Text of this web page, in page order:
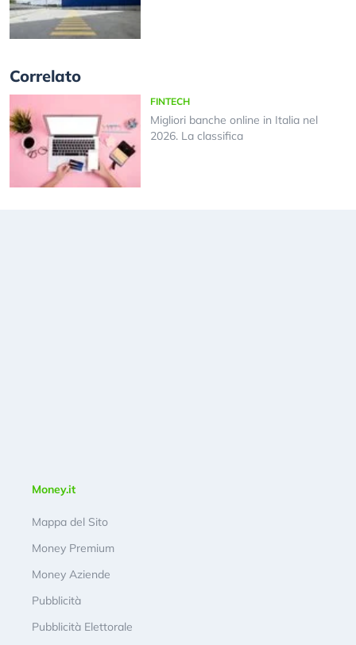
Correlato
FINTECH
Migliori banche online in Italia nel
2026. La classifica
Money.it
Mappa del Sito
Money Premium
Money Aziende
Pubblicità
Pubblicità Elettorale